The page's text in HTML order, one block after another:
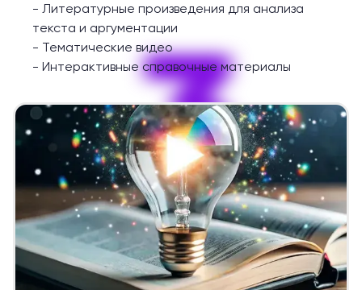
3
- Литературные произведения для анализа
текста и аргументации
- Тематические видео
- Интерактивные справочные материалы